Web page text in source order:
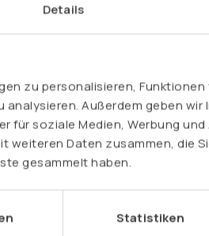
Details
zu personalisieren,
Außerdem geben
für soziale Medien, Werbung
weiteren Daten zusammen, die
gesammelt haben.
Statistiken
IN DEN WARENKORB